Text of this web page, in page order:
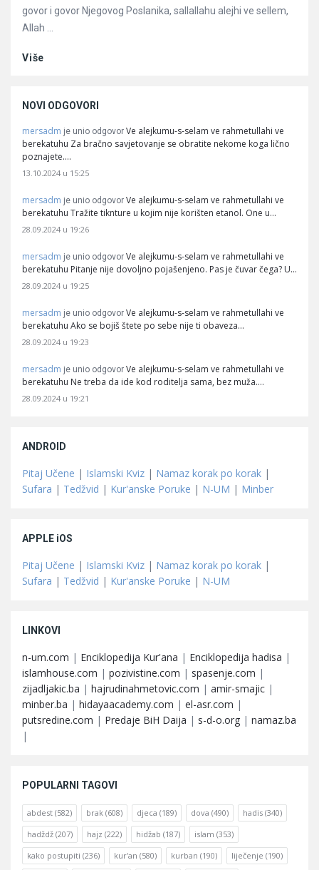
govor i govor Njegovog Poslanika, sallallahu alejhi ve sellem,
Allah ...
Više
NOVI ODGOVORI
mersadm je unio odgovor Ve alejkumu-s-selam ve rahmetullahi ve
berekatuhu Za bračno savjetovanje se obratite nekome koga lično
poznajete.…
13.10.2024 u 15:25
mersadm je unio odgovor Ve alejkumu-s-selam ve rahmetullahi ve
berekatuhu Tražite tiknture u kojim nije korišten etanol. One u…
28.09.2024 u 19:26
mersadm je unio odgovor Ve alejkumu-s-selam ve rahmetullahi ve
berekatuhu Pitanje nije dovoljno pojašenjeno. Pas je čuvar čega? U…
28.09.2024 u 19:25
mersadm je unio odgovor Ve alejkumu-s-selam ve rahmetullahi ve
berekatuhu Ako se bojiš štete po sebe nije ti obaveza…
28.09.2024 u 19:23
mersadm je unio odgovor Ve alejkumu-s-selam ve rahmetullahi ve
berekatuhu Ne treba da ide kod roditelja sama, bez muža.…
28.09.2024 u 19:21
ANDROID
Pitaj Učene | Islamski Kviz | Namaz korak po korak |
Sufara | Tedžvid | Kur'anske Poruke | N-UM | Minber
APPLE iOS
Pitaj Učene | Islamski Kviz | Namaz korak po korak |
Sufara | Tedžvid | Kur'anske Poruke | N-UM
LINKOVI
n-um.com | Enciklopedija Kur'ana | Enciklopedija hadisa |
islamhouse.com | pozivistine.com | spasenje.com |
zijadljakic.ba | hajrudinahmetovic.com | amir-smajic |
minber.ba | hidayaacademy.com | el-asr.com |
putsredine.com | Predaje BiH Daija | s-d-o.org | namaz.ba
|
POPULARNI TAGOVI
abdest (582) brak (608) djeca (189) dova (490) hadis (340)
hadždž (207) hajz (222) hidžab (187) islam (353)
kako postupiti (236) kur'an (580) kurban (190) liječenje (190)